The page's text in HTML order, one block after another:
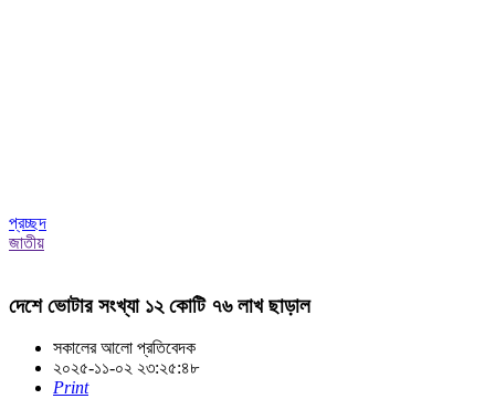
প্রচ্ছদ
জাতীয়
দেশে ভোটার সংখ্যা ১২ কোটি ৭৬ লাখ ছাড়াল
সকালের আলো প্রতিবেদক
২০২৫-১১-০২ ২৩:২৫:৪৮
Print